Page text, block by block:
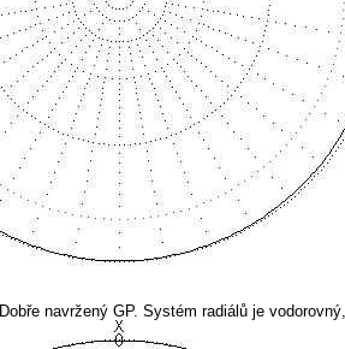
Dobře navržený GP. Systém radiálů je